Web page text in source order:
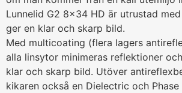
Lunnelid G2 8×34 HD är utrustad
ger en klar och skarp bild.
Med multicoating (flera lagers
alla linsytor minimeras reflektioner
klar och skarp bild. Utöver
kikaren också en Dielectric och